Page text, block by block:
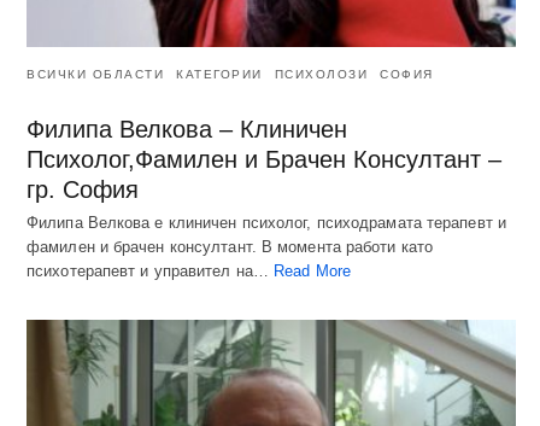
ВСИЧКИ ОБЛАСТИ КАТЕГОРИИ ПСИХОЛОЗИ СОФИЯ
Филипа Велкова – Клиничен
Психолог,Фамилен и Брачен Консултант –
гр. София
Филипа Велкова е клиничен психолог, психодрамата терапевт и
фамилен и брачен консултант. В момента работи като
психотерапевт и управител на…
Read More